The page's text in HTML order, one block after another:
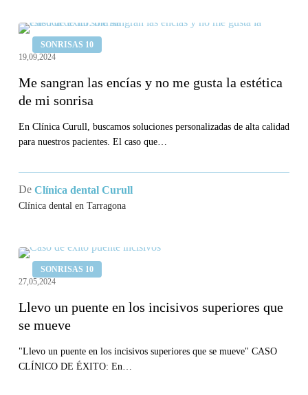
SONRISAS 10
Me
sangran
encías
y
no
me
la
estética
sonrisa
19,09,2024
Me sangran las encías y no me gusta la estética
de mi sonrisa
En Clínica Curull, buscamos soluciones personalizadas de alta calidad
para nuestros pacientes. El caso que…
De Clínica dental Curull
Clínica dental en Tarragona
SONRISAS 10
Llevo
en
los
incisivos
superiores
27,05,2024
Llevo un puente en los incisivos superiores que
se mueve
"Llevo un puente en los incisivos superiores que se mueve" CASO
CLÍNICO DE ÉXITO: En…